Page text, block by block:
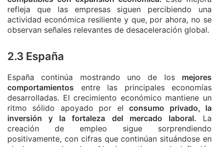
refleja que las empresas siguen percibiendo una
actividad económica resiliente y que, por ahora, no se
observan señales relevantes de desaceleración global.
2.3 España
España continúa mostrando uno de los mejores
comportamientos entre las principales economías
desarrolladas. El crecimiento económico mantiene un
ritmo sólido apoyado por elconsumo privado, la
inversión y la fortaleza del mercado laboral. La
creación de empleo sigue sorprendiendo
positivamente, con cifras que continúan situándose en